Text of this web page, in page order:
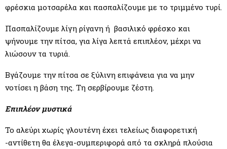
φρέσκια μοτσαρέλα και πασπαλίζουμε με το τριμμένο τυρί.
Πασπαλίζουμε λίγη ρίγανη ή βασιλικό φρέσκο και
ψήνουμε την πίτσα, για λίγα λεπτά επιπλέον, μέχρι να
λιώσουν τα τυριά.
Βγάζουμε την πίτσα σε ξύλινη επιφάνεια για να μην
νοτίσει η βάση της. Τη σερβίρουμε ζέστη.
Επιπλέον μυστικά
Το αλεύρι χωρίς γλουτένη έχει τελείως διαφορετική
-αντίθετη θα έλεγα-συμπεριφορά από τα σκληρά πλούσια